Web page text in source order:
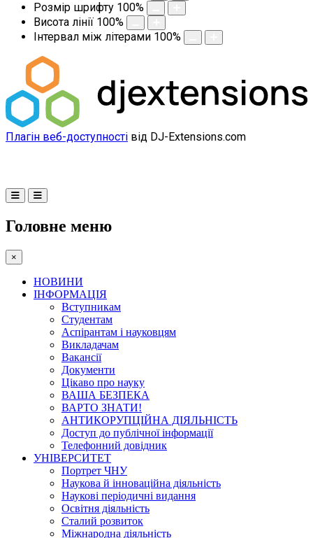
Розмір шрифту 100%
Висота лінії 100%
Інтервал між літерами 100%
Плагін веб-доступності від DJ-Extensions.com
Головне меню
×
НОВИНИ
ІНФОРМАЦІЯ
Вступникам
Студентам
Аспірантам і науковцям
Викладачам
Вакансії
Документи
Цікаво про науку
ВАША БЕЗПЕКА
ВАРТО ЗНАТИ!
АНТИКОРУПЦІЙНА ДІЯЛЬНІСТЬ
Доступ до публічної інформації
Телефонний довідник
УНІВЕРСИТЕТ
Портрет ЧНУ
Наукова й інноваційна діяльність
Наукові періодичні видання
Освітня діяльність
Сталий розвиток
Міжнародна діяльність